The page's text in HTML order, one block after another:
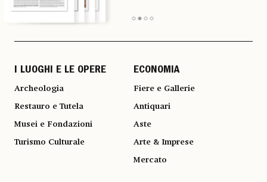
I LUOGHI E LE OPERE
Archeologia
Restauro e Tutela
Musei e Fondazioni
Turismo Culturale
ECONOMIA
Fiere e Gallerie
Antiquari
Aste
Arte & Imprese
Mercato